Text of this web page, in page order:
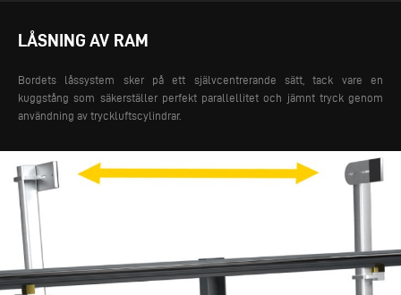
LÅSNING AV RAM
Bordets låssystem sker på ett självcentrerande sätt, tack vare en
kuggstång som säkerställer perfekt parallellitet och jämnt tryck genom
användning av tryckluftscylindrar.